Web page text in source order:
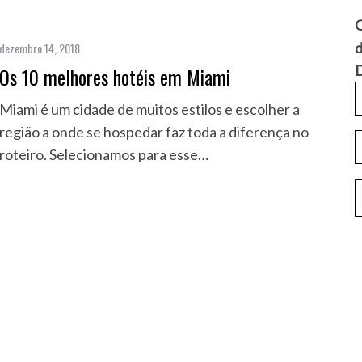
dezembro 14, 2018
Os 10 melhores hotéis em Miami
Miami é um cidade de muitos estilos e escolher a
região a onde se hospedar faz toda a diferença no
roteiro. Selecionamos para esse…